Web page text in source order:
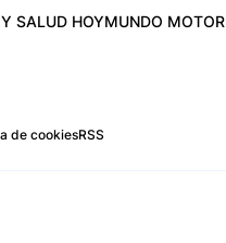
SALUD HOYMUNDO MOTOR
de cookiesRSS